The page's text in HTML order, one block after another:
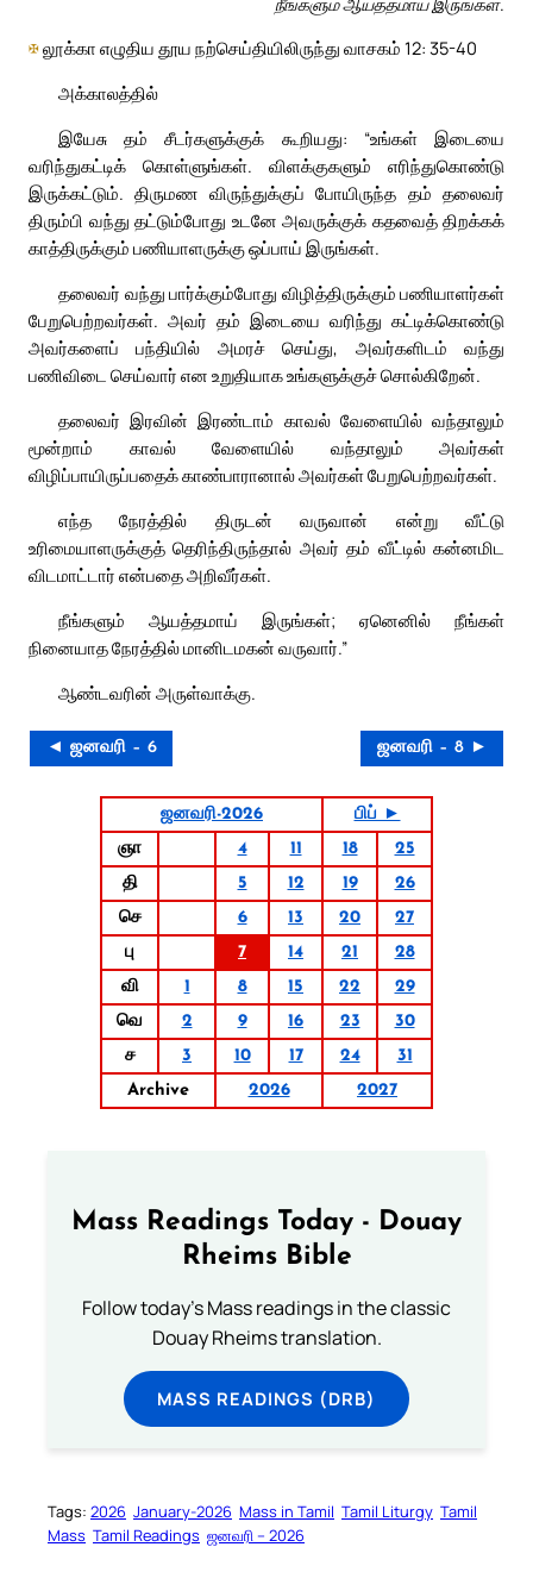
✠லூக்கா எழுதிய தூய நற்செய்தியிலிருந்து வாசகம் 12: 35-40
அக்காலத்தில்
இயேசு தம் சீடர்களுக்குக் கூறியது: “உங்கள் இடையை
வரிந்துகட்டிக் கொள்ளுங்கள். விளக்குகளும் எரிந்துகொண்டு
இருக்கட்டும். திருமண விருந்துக்குப் போயிருந்த தம் தலைவர்
திரும்பி வந்து தட்டும்போது உடனே அவருக்குக் கதவைத் திறக்கக்
காத்திருக்கும் பணியாளருக்கு ஒப்பாய் இருங்கள்.
தலைவர் வந்து பார்க்கும்போது விழித்திருக்கும் பணியாளர்கள்
பேறுபெற்றவர்கள். அவர் தம் இடையை வரிந்து கட்டிக்கொண்டு
அவர்களைப் பந்தியில் அமரச் செய்து, அவர்களிடம் வந்து
பணிவிடை செய்வார் என உறுதியாக உங்களுக்குச் சொல்கிறேன்.
தலைவர் இரவின் இரண்டாம் காவல் வேளையில் வந்தாலும்
மூன்றாம் காவல் வேளையில் வந்தாலும் அவர்கள்
விழிப்பாயிருப்பதைக் காண்பாரானால் அவர்கள் பேறுபெற்றவர்கள்.
எந்த நேரத்தில் திருடன் வருவான் என்று வீட்டு
உரிமையாளருக்குத் தெரிந்திருந்தால் அவர் தம் வீட்டில் கன்னமிட
விடமாட்டார் என்பதை அறிவீர்கள்.
நீங்களும் ஆயத்தமாய் இருங்கள்; ஏனெனில் நீங்கள்
நினையாத நேரத்தில் மானிடமகன் வருவார்.”
ஆண்டவரின் அருள்வாக்கு.
◄ ஜனவரி – 6 ஜனவரி – 8 ►
ஜனவரி-2026
பிப் ►
ஞா
4 11 18
25
தி
5 12 19
26
செ
6 13 20
27
பு
7 14 21
28
வி
1 8 15 22
29
வெ
2 9 16 23
30
ச
3 10 17 24
31
Archive
2026 2027
Mass Readings Today - Douay
Rheims Bible
Follow today's Mass readings in the classic
Douay Rheims translation.
MASS READINGS (DRB)
Tags: 2026 January-2026 Mass in Tamil Tamil Liturgy Tamil
Mass Tamil Readings ஜனவரி – 2026